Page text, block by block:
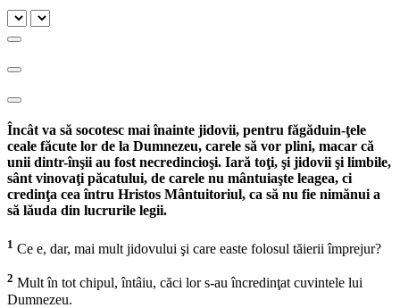
Încât va să socotesc mai înainte jidovii, pentru făgăduin-ţele
ceale făcute lor de la Dumnezeu, carele să vor plini, macar că
unii dintr-înşii au fost necredincioşi. Iară toţi, şi jidovii şi limbile,
sânt vinovaţi păcatului, de carele nu mântuiaşte leagea, ci
credinţa cea întru Hristos Mântuitoriul, ca să nu fie nimănui a
să lăuda din lucrurile legii.
1 Ce e, dar, mai mult jidovului şi care easte folosul tăierii împrejur?
2 Mult în tot chipul, întâiu, căci lor s-au încredinţat cuvintele lui
Dumnezeu.